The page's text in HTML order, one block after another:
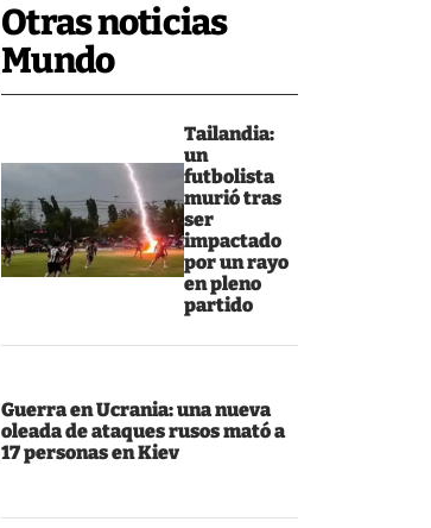
Otras noticias
Mundo
Tailandia:
un
futbolista
murió tras
ser
impactado
por un rayo
en pleno
partido
Guerra en Ucrania: una nueva
oleada de ataques rusos mató a
17 personas en Kiev